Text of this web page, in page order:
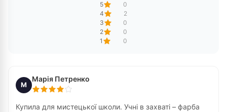
5
0
4
2
3
0
2
0
1
0
М
Марія Петренко
Купила для мистецької школи. Учні в захваті – фарба